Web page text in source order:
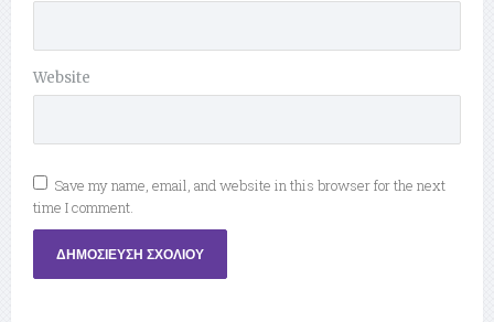
Website
Save my name, email, and website in this browser for the next
time I comment.